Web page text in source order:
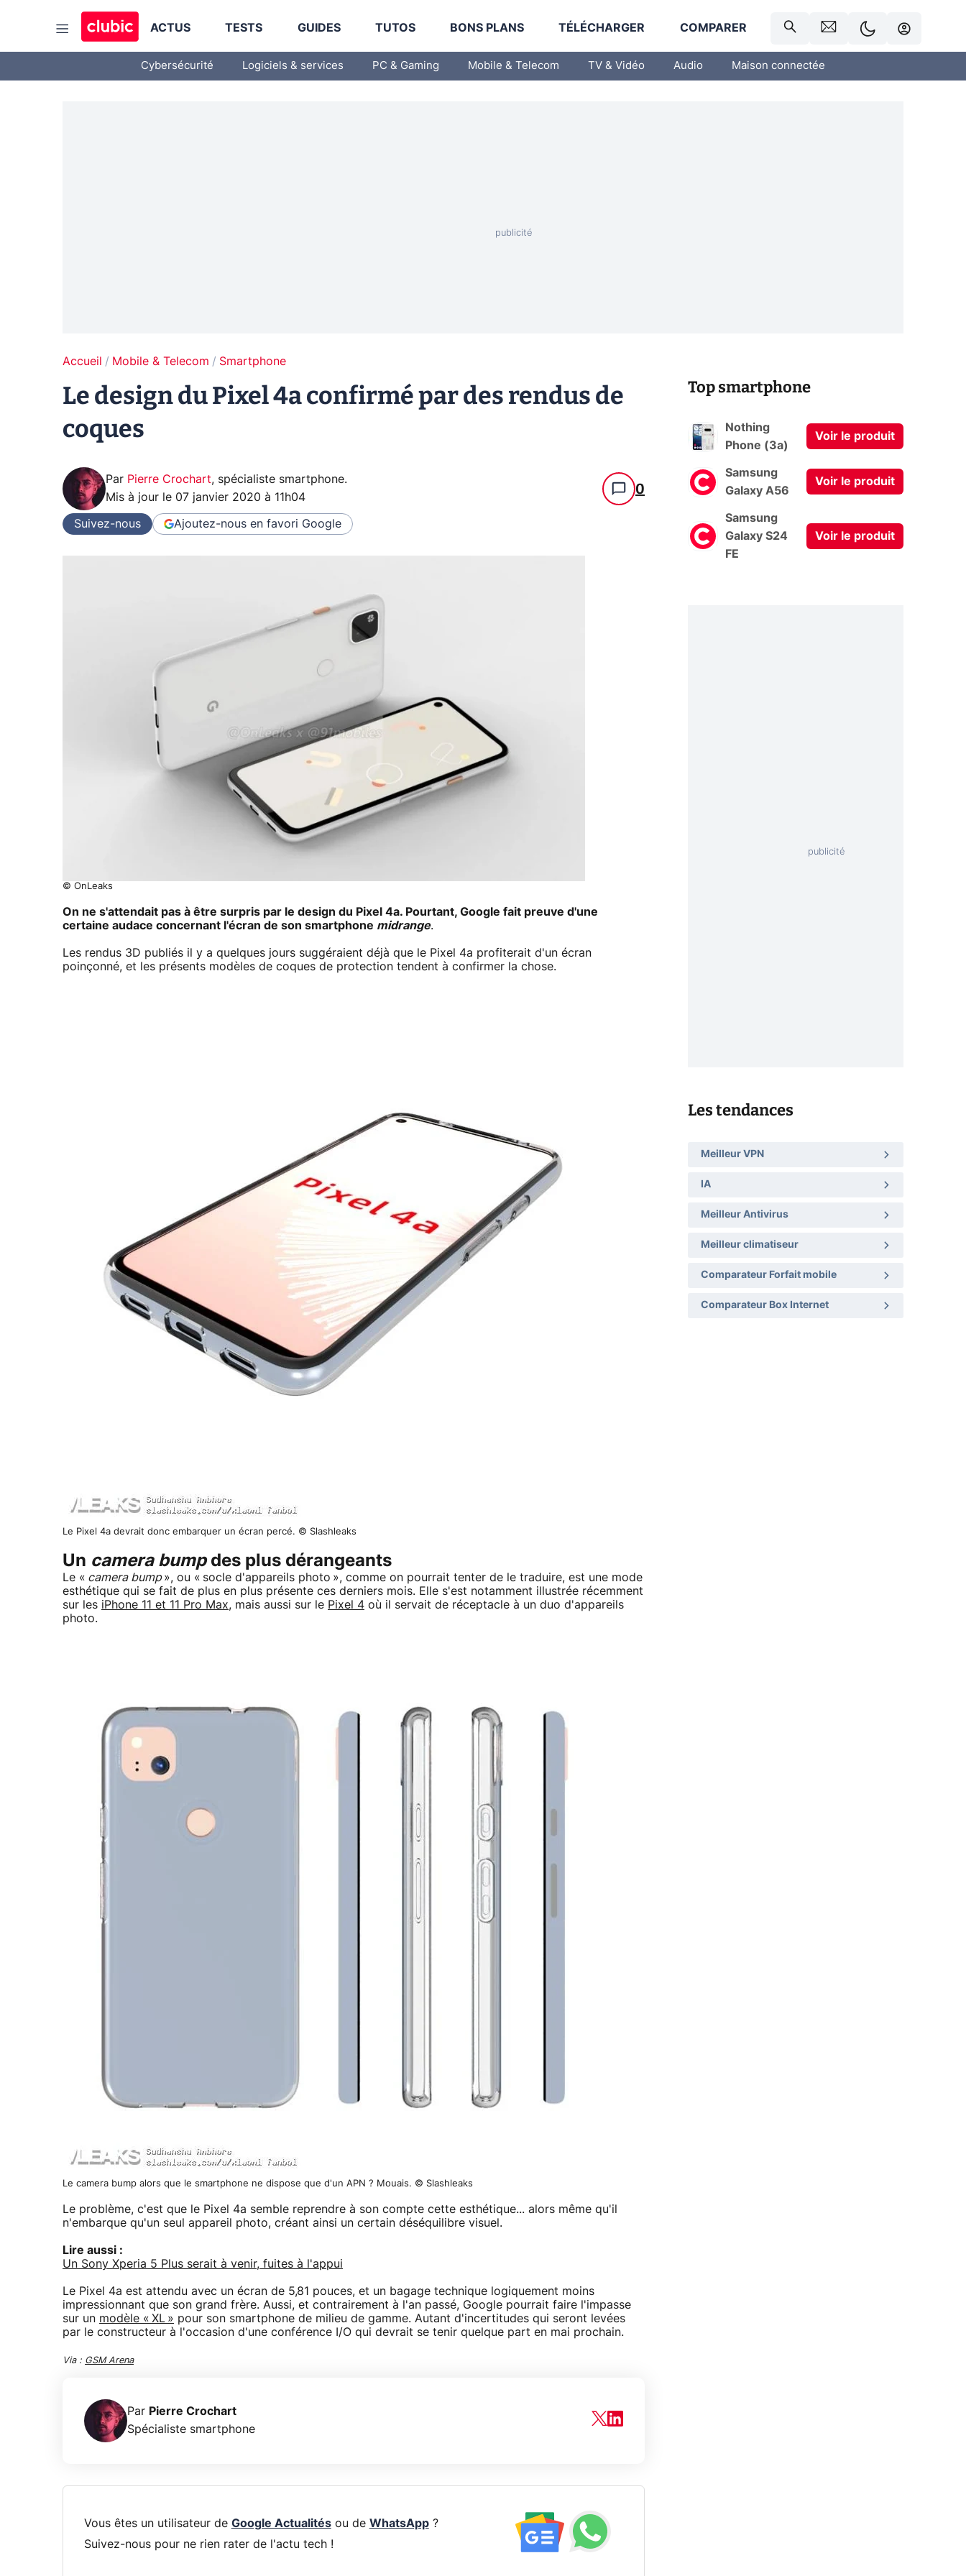
ACTUS TESTS GUIDES TUTOS BONS PLANS TÉLÉCHARGER COMPARER
Cybersécurité Logiciels & services PC & Gaming Mobile & Telecom TV & Vidéo Audio Maison connectée
Accueil Mobile & Telecom Smartphone
Le design du Pixel 4a confirmé par des rendus de
coques
Par Pierre Crochart, spécialiste smartphone.
Mis à jour le 07 janvier 2020 à 11h04 0
Suivez-nous Ajoutez-nous en favori Google
© OnLeaks
On ne s'attendait pas à être surpris par le design du Pixel 4a. Pourtant, Google fait preuve d'une
certaine audace concernant l'écran de son smartphone midrange.
Les rendus 3D publiés il y a quelques jours suggéraient déjà que le Pixel 4a profiterait d'un écran
poinçonné, et les présents modèles de coques de protection tendent à confirmer la chose.
Le Pixel 4a devrait donc embarquer un écran percé. © Slashleaks
Un camera bumpdes plus dérangeants
Le « camera bump», ou « socle d'appareils photo », comme on pourrait tenter de le traduire, est une mode
esthétique qui se fait de plus en plus présente ces derniers mois. Elle s'est notamment illustrée récemment
sur les iPhone 11 et 11 Pro Max, mais aussi sur le Pixel 4 où il servait de réceptacle à un duo d'appareils
photo.
Le camera bump alors que le smartphone ne dispose que d'un APN ? Mouais. © Slashleaks
Le problème, c'est que le Pixel 4a semble reprendre à son compte cette esthétique... alors même qu'il
n'embarque qu'un seul appareil photo, créant ainsi un certain déséquilibre visuel.
Lire aussi :
Un Sony Xperia 5 Plus serait à venir, fuites à l'appui
Le Pixel 4a est attendu avec un écran de 5,81 pouces, et un bagage technique logiquement moins
impressionnant que son grand frère. Aussi, et contrairement à l'an passé, Google pourrait faire l'impasse
sur un modèle « XL » pour son smartphone de milieu de gamme. Autant d'incertitudes qui seront levées
par le constructeur à l'occasion d'une conférence I/O qui devrait se tenir quelque part en mai prochain.
Via : GSM Arena
Par Pierre Crochart
Spécialiste smartphone
Vous êtes un utilisateur de Google Actualitésou de WhatsApp?
Suivez-nous pour ne rien rater de l'actu tech !
Top smartphone
Nothing
Phone (3a)
Voir le produit
Samsung
Galaxy A56
Voir le produit
Samsung
Galaxy S24
FE
Voir le produit
Les tendances
Meilleur VPN
IA
Meilleur Antivirus
Meilleur climatiseur
Comparateur Forfait mobile
Comparateur Box Internet